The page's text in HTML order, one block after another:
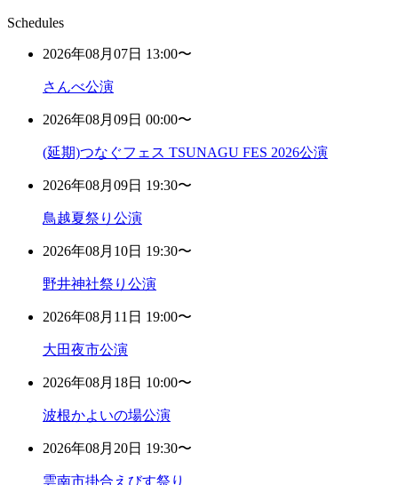
Schedules
2026年08月07日 13:00〜
さんべ公演
2026年08月09日 00:00〜
(延期)つなぐフェス TSUNAGU FES 2026公演
2026年08月09日 19:30〜
鳥越夏祭り公演
2026年08月10日 19:30〜
野井神社祭り公演
2026年08月11日 19:00〜
大田夜市公演
2026年08月18日 10:00〜
波根かよいの場公演
2026年08月20日 19:30〜
雲南市掛合えびす祭り